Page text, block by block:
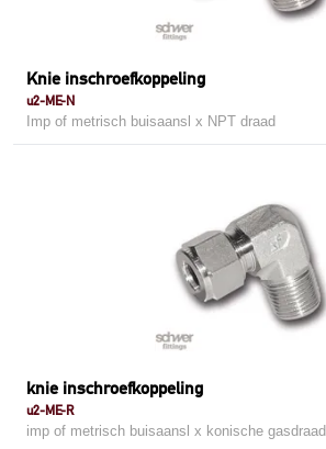
Knie inschroefkoppeling
u2-ME-N
Imp of metrisch buisaansl x NPT draad
knie inschroefkoppeling
u2-ME-R
imp of metrisch buisaansl x konische gasdraad